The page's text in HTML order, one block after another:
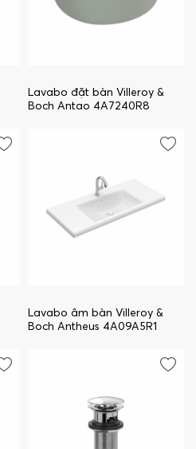
Lavabo đặt bàn Villeroy &
Boch Antao 4A7240R8
Lavabo âm bàn Villeroy &
Boch Antheus 4A09A5R1